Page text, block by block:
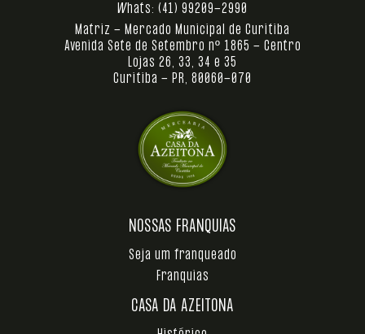
CASA DA AZEITONA
NOSSAS FRANQUIAS
Seja um franqueado
Franquias
Whats: (41) 99209-2990
Matriz - Mercado Municipal de Curitiba
Avenida Sete de Setembro nº 1865 - Centro
Lojas 26, 33, 34 e 35
Curitiba - PR, 80060-070